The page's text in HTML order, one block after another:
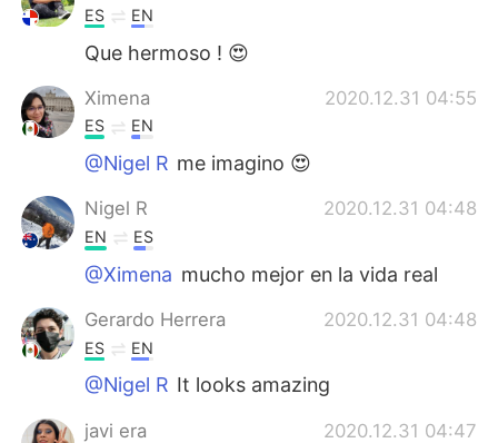
ES EN
Que hermoso ! 😍
Ximena 2020.12.31 04:55
ES EN
@Nigel R me imagino 😍
Nigel R 2020.12.31 04:48
EN ES
@Ximena mucho mejor en la vida real
Gerardo Herrera 2020.12.31 04:48
ES EN
@Nigel R It looks amazing
javi era 2020.12.31 04:47